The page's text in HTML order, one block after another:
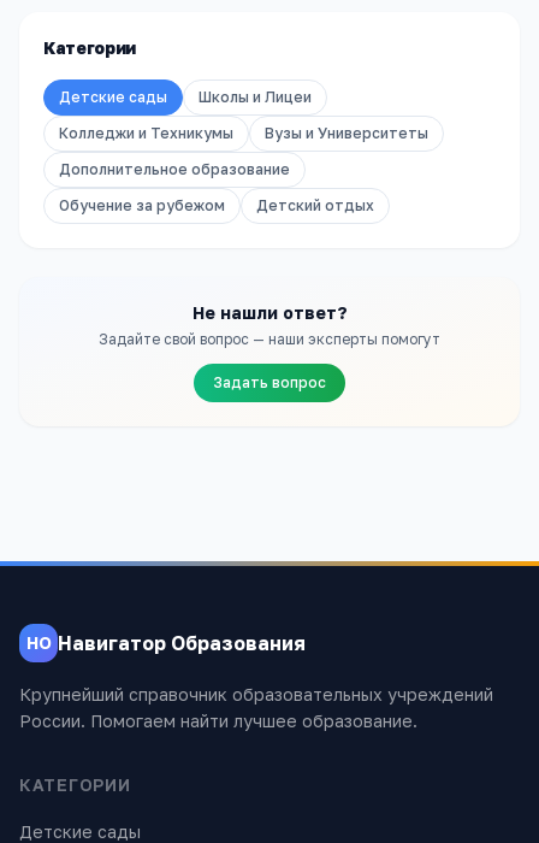
Категории
Детские сады
Школы и Лицеи
Колледжи и Техникумы
Вузы и Университеты
Дополнительное образование
Обучение за рубежом
Детский отдых
Не нашли ответ?
Задайте свой вопрос — наши эксперты помогут
Задать вопрос
НО Навигатор Образования
Крупнейший справочник образовательных учреждений
России. Помогаем найти лучшее образование.
КАТЕГОРИИ
Детские сады